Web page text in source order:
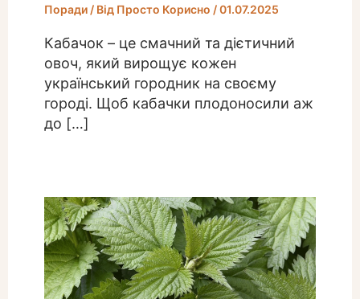
Поради/ Від Просто Корисно /01.07.2025
Кабачок – це смачний та дієтичний
овоч, який вирощує кожен
український городник на своєму
городі. Щоб кабачки плодоносили аж
до […]